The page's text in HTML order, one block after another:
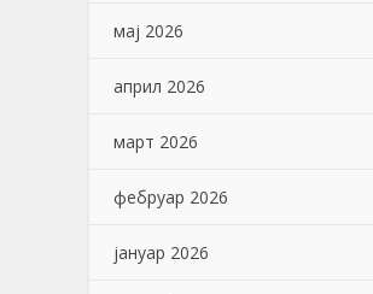
мај 2026
април 2026
март 2026
фебруар 2026
јануар 2026